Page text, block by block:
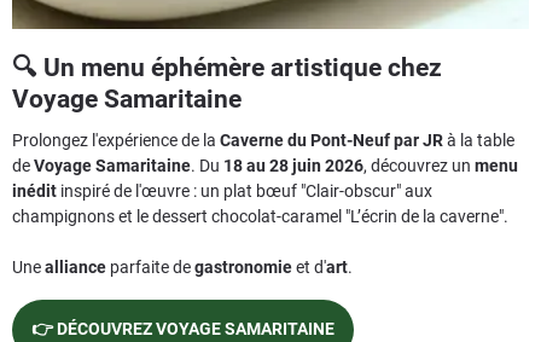
🔍 Un menu éphémère artistique chez
Voyage Samaritaine
Prolongez l'expérience de la Caverne du Pont-Neuf par JRà la table
deVoyage Samaritaine. Du 18 au 28 juin 2026, découvrez un menu
inédit inspiré de l'œuvre : un plat bœuf "Clair-obscur" aux
champignons et le dessert chocolat-caramel "L’écrin de la caverne".
Unealliance parfaite degastronomieet d'art.
👉 DÉCOUVREZ VOYAGE SAMARITAINE